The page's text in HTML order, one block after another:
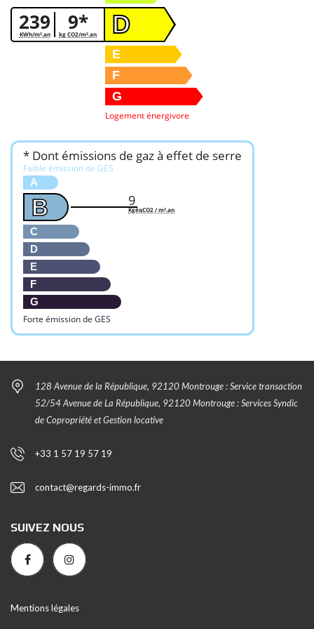
239
KWh/m².an 9*
kg CO2/m².an D
E
F
G
Logement énergivore
* Dont émissions de gaz à effet de serre
Faible émission de GES
A
B
C
D
E
F
G
Forte émission de GES
9
KgéqCO2 / m².an
128 Avenue de la République, 92120 Montrouge : Service transaction
52/54 Avenue de La République, 92120 Montrouge : Services Syndic
de Copropriété et Gestion locative
+33 1 57 19 57 19
contact@regards-immo.fr
SUIVEZ NOUS
Mentions légales